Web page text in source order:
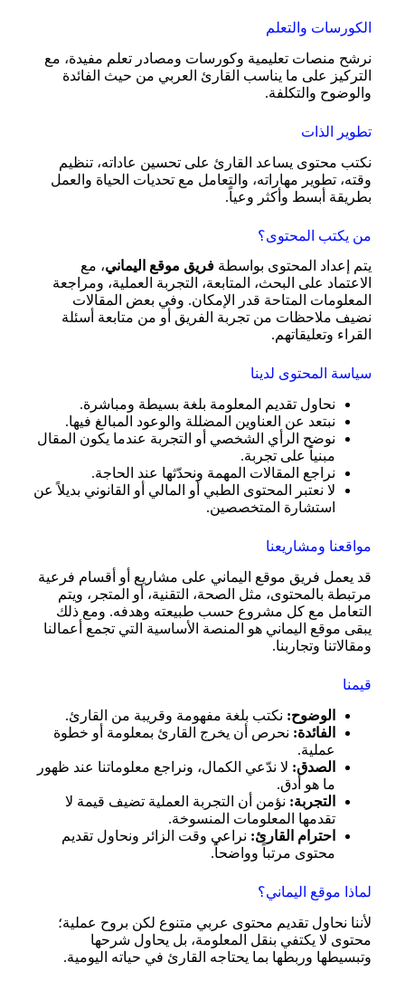
الكورسات والتعلم
نرشح منصات تعليمية وكورسات ومصادر تعلم مفيدة، مع
التركيز على ما يناسب القارئ العربي من حيث الفائدة
والوضوح والتكلفة.
تطوير الذات
نكتب محتوى يساعد القارئ على تحسين عاداته، تنظيم
وقته، تطوير مهاراته، والتعامل مع تحديات الحياة والعمل
بطريقة أبسط وأكثر وعياً.
من يكتب المحتوى؟
يتم إعداد المحتوى بواسطة فريق موقع اليماني، مع
الاعتماد على البحث، المتابعة، التجربة العملية، ومراجعة
المعلومات المتاحة قدر الإمكان. وفي بعض المقالات
نضيف ملاحظات من تجربة الفريق أو من متابعة أسئلة
القراء وتعليقاتهم.
سياسة المحتوى لدينا
نحاول تقديم المعلومة بلغة بسيطة ومباشرة.
نبتعد عن العناوين المضللة والوعود المبالغ فيها.
نوضح الرأي الشخصي أو التجربة عندما يكون المقال
مبنياً على تجربة.
نراجع المقالات المهمة ونحدّثها عند الحاجة.
لا نعتبر المحتوى الطبي أو المالي أو القانوني بديلاً عن
استشارة المتخصصين.
مواقعنا ومشاريعنا
قد يعمل فريق موقع اليماني على مشاريع أو أقسام فرعية
مرتبطة بالمحتوى، مثل الصحة، التقنية، أو المتجر، ويتم
التعامل مع كل مشروع حسب طبيعته وهدفه. ومع ذلك
يبقى موقع اليماني هو المنصة الأساسية التي تجمع أعمالنا
ومقالاتنا وتجاربنا.
قيمنا
الوضوح: نكتب بلغة مفهومة وقريبة من القارئ.
الفائدة: نحرص أن يخرج القارئ بمعلومة أو خطوة
عملية.
الصدق: لا ندّعي الكمال، ونراجع معلوماتنا عند ظهور
ما هو أدق.
التجربة: نؤمن أن التجربة العملية تضيف قيمة لا
تقدمها المعلومات المنسوخة.
احترام القارئ: نراعي وقت الزائر ونحاول تقديم
محتوى مرتباً وواضحاً.
لماذا موقع اليماني؟
لأننا نحاول تقديم محتوى عربي متنوع لكن بروح عملية؛
محتوى لا يكتفي بنقل المعلومة، بل يحاول شرحها
وتبسيطها وربطها بما يحتاجه القارئ في حياته اليومية.